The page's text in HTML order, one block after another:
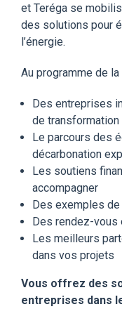
et Teréga se
des solutions pour
l’énergie.
Au programme de la
Des entreprises
de transformation
Le parcours des
décarbonation
Les soutiens
accompagner
Des exemples
Des rendez-vous
Les meilleurs
dans vos projets
Vous offrez des
entreprises dans